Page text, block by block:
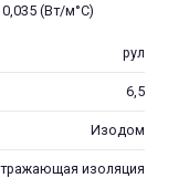
(Bт/м°С)
рул
6,5
Изодом
изоляция